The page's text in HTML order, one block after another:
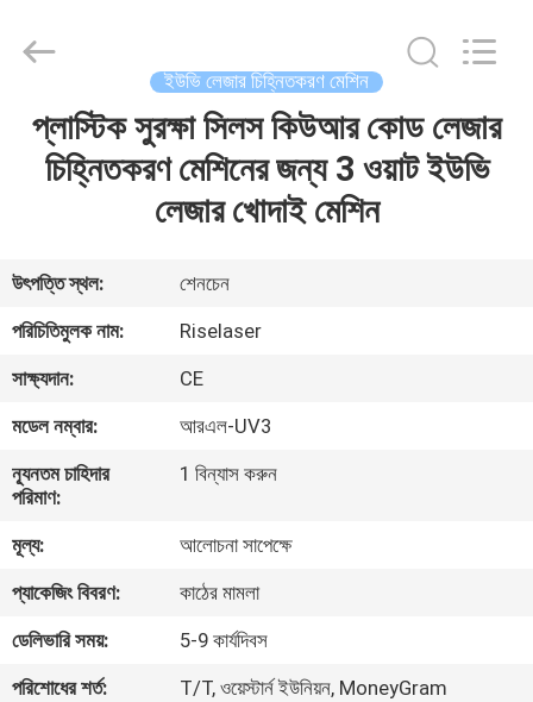
বাড়ি
ভিআর
শো
আমাদের
সম্পর্কে
ভ্রমণ
মান
নিয়ন্ত্রণ
Technology
Reserved.
ইউভি লেজার চিহ্নিতকরণ মেশিন
প্লাস্টিক সুরক্ষা সিলস কিউআর কোড লেজার
চিহ্নিতকরণ মেশিনের জন্য 3 ওয়াট ইউভি
লেজার খোদাই মেশিন
উৎপত্তি স্থল:
শেনচেন
পরিচিতিমুলক নাম:
Riselaser
সাক্ষ্যদান:
CE
মডেল নম্বার:
আরএল-UV3
ন্যূনতম চাহিদার
পরিমাণ:
1 বিন্যাস করুন
মূল্য:
আলোচনা সাপেক্ষে
প্যাকেজিং বিবরণ:
কাঠের মামলা
ডেলিভারি সময়:
5-9 কার্যদিবস
পরিশোধের শর্ত:
T/T, ওয়েস্টার্ন ইউনিয়ন, MoneyGram